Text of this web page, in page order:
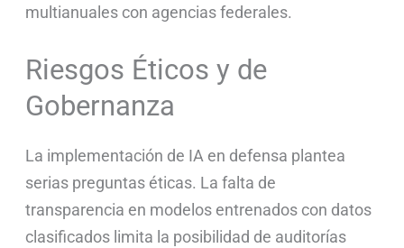
multianuales con agencias federales.
Riesgos Éticos y de
Gobernanza
La implementación de IA en defensa plantea
serias preguntas éticas. La falta de
transparencia en modelos entrenados con datos
clasificados limita la posibilidad de auditorías